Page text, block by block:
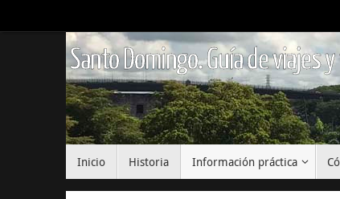
al
Santo Domingo. Guía de viajes
Inicio Historia Información práctica